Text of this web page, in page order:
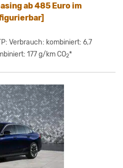
ab 485 Euro im
Verbrauch: kombiniert: 6,7
177 g/km CO2*